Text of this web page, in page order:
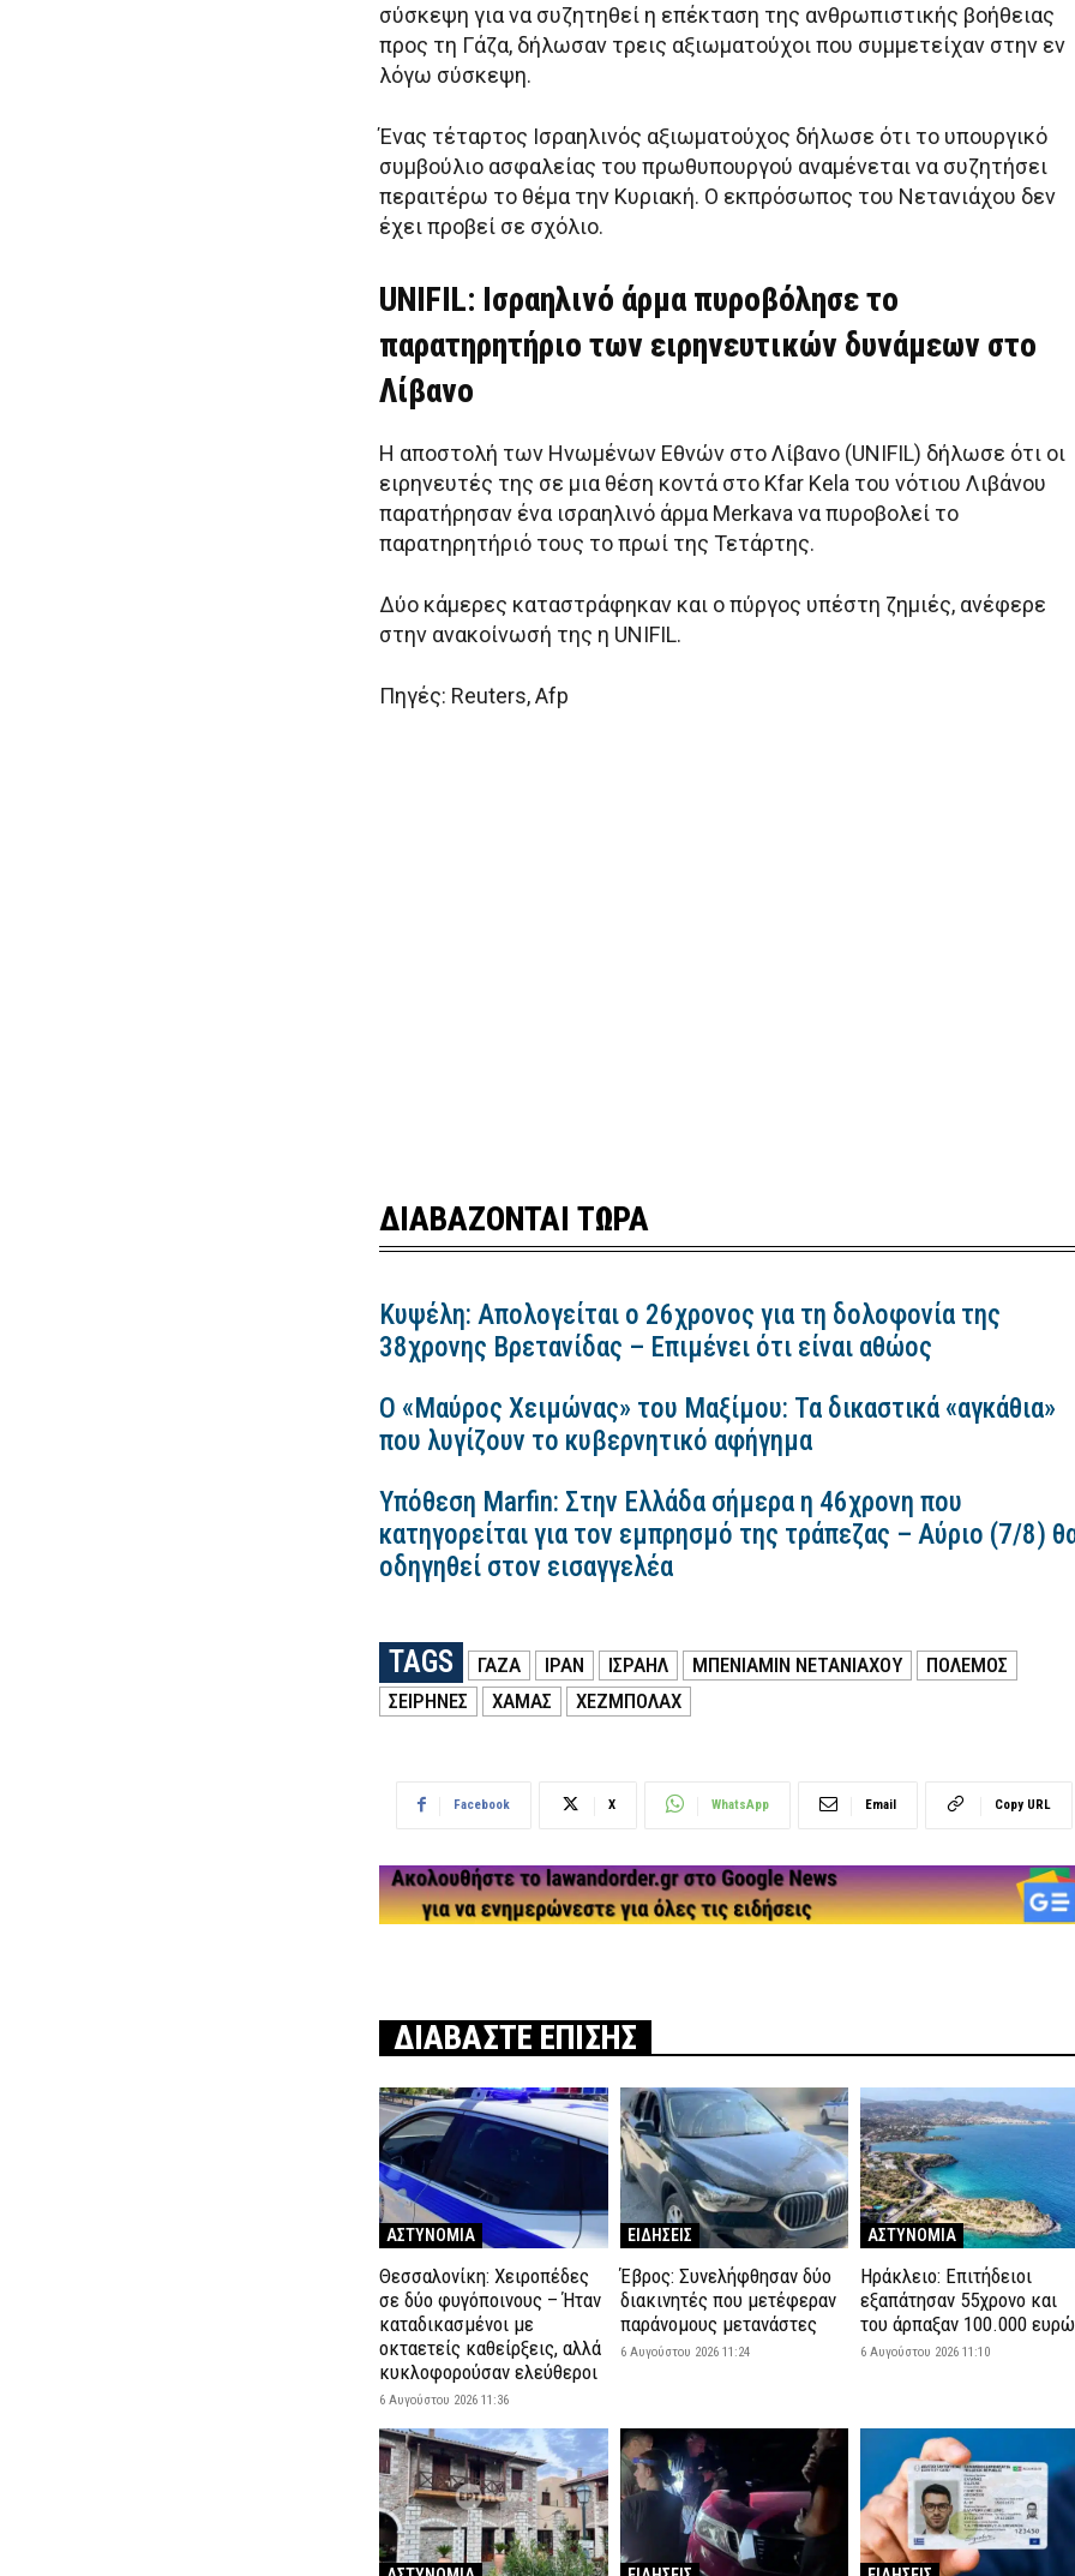
σύσκεψη για να συζητηθεί η επέκταση της ανθρωπιστικής βοήθειας
προς τη Γάζα, δήλωσαν τρεις αξιωματούχοι που συμμετείχαν στην εν
λόγω σύσκεψη.
Ένας τέταρτος Ισραηλινός αξιωματούχος δήλωσε ότι το υπουργικό
συμβούλιο ασφαλείας του πρωθυπουργού αναμένεται να συζητήσει
περαιτέρω το θέμα την Κυριακή. Ο εκπρόσωπος του Νετανιάχου δεν
έχει προβεί σε σχόλιο.
UNIFIL: Ισραηλινό άρμα πυροβόλησε το
παρατηρητήριο των ειρηνευτικών δυνάμεων στο
Λίβανο
Η αποστολή των Ηνωμένων Εθνών στο Λίβανο (UNIFIL) δήλωσε ότι οι
ειρηνευτές της σε μια θέση κοντά στο Kfar Kela του νότιου Λιβάνου
παρατήρησαν ένα ισραηλινό άρμα Merkava να πυροβολεί το
παρατηρητήριό τους το πρωί της Τετάρτης.
Δύο κάμερες καταστράφηκαν και ο πύργος υπέστη ζημιές, ανέφερε
στην ανακοίνωσή της η UNIFIL.
Πηγές: Reuters, Afp
ΔΙΑΒΑΖΟΝΤΑΙ ΤΩΡΑ
Κυψέλη: Απολογείται ο 26χρονος για τη δολοφονία της
38χρονης Βρετανίδας – Επιμένει ότι είναι αθώος
Ο «Μαύρος Χειμώνας» του Μαξίμου: Τα δικαστικά «αγκάθια»
που λυγίζουν το κυβερνητικό αφήγημα
Υπόθεση Marfin: Στην Ελλάδα σήμερα η 46χρονη που
κατηγορείται για τον εμπρησμό της τράπεζας – Αύριο (7/8)
οδηγηθεί στον εισαγγελέα
TAGS ΓΑΖΑ ΙΡΑΝ ΙΣΡΑΗΛ ΜΠΕΝΙΑΜΊΝ ΝΕΤΑΝΙΆΧΟΥ
ΠΟΛΕΜΟΣ
ΣΕΙΡΗΝΕΣ
ΧΑΜΑΣ ΧΕΖΜΠΟΛΑΧ
Facebook X WhatsApp Email Copy URL
ΔΙΑΒΑΣΤΕ ΕΠΙΣΗΣ
ΑΣΤΥΝΟΜΙΑ
Θεσσαλονίκη: Χειροπέδες
σε δύο φυγόποινους – Ήταν
καταδικασμένοι με
οκταετείς καθείρξεις, αλλά
κυκλοφορούσαν ελεύθεροι
6 Αυγούστου 2026 11:36
ΕΙΔΗΣΕΙΣ
Έβρος: Συνελήφθησαν δύο
διακινητές που μετέφεραν
παράνομους μετανάστες
6 Αυγούστου 2026 11:24
ΑΣΤΥΝΟΜΙΑ
Ηράκλειο: Επιτήδειοι
εξαπάτησαν 55χρονο και
του άρπαξαν 100.000 ευρώ
6 Αυγούστου 2026 11:10